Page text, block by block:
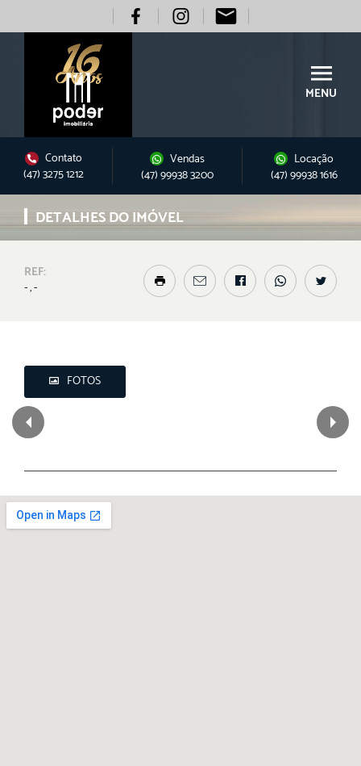
MENU
Contato
(47) 3275 1212
Vendas
(47) 99938 3200
Locação
(47) 99938 1616
DETALHES DO IMÓVEL
REF:
- , -
FOTOS